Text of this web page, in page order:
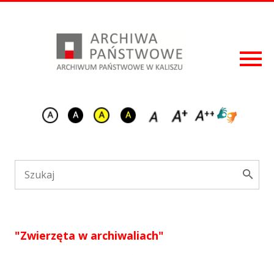
"Zwierzęta w archiwaliach"